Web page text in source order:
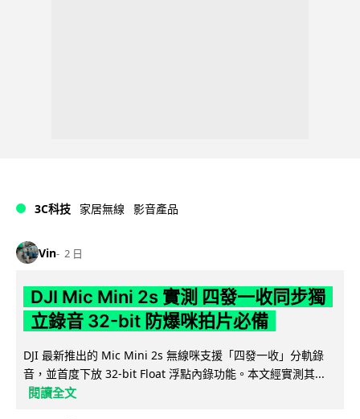
3C科技 家居無線 影音產品
Vin 2 日
DJI Mic Mini 2s 實測 四發一收同步獨
立錄音 32-bit 防爆咪拍片必備
DJI 最新推出的 Mic Mini 2s 無線咪支援「四發一收」分軌錄
音，並首度下放 32-bit Float 浮點內錄功能。本文經實測其...
閱讀全文